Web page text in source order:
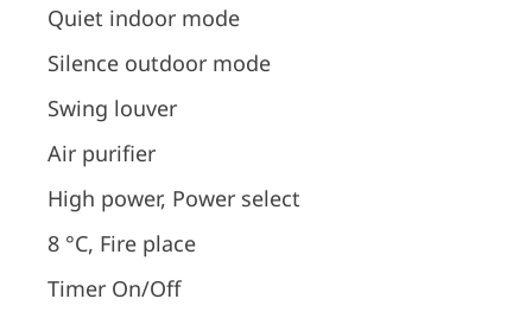
Quiet indoor mode
Silence outdoor mode
Swing louver
Air purifier
High power, Power select
8 °C, Fire place
Timer On/Off